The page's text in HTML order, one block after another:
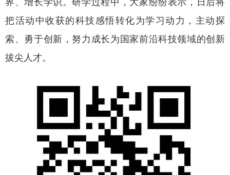
界、增长学识。研学过程中，大家纷纷表示，日后将
把活动中收获的科技感悟转化为学习动力，主动探
索、勇于创新，努力成长为国家前沿科技领域的创新
拔尖人才。